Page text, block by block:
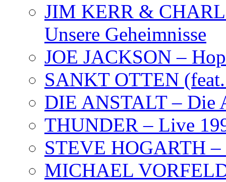
JIM KERR &
Unsere Geheimnisse
JOE JACKSON –
SANKT OTTEN
DIE ANSTALT – Die
THUNDER – Live
STEVE HOGARTH –
MICHAEL